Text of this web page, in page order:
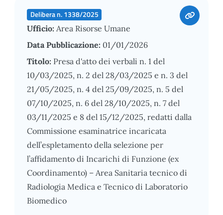
Delibera n. 1338/2025
Ufficio: Area Risorse Umane
Data Pubblicazione: 01/01/2026
Titolo: Presa d'atto dei verbali n. 1 del
10/03/2025, n. 2 del 28/03/2025 e n. 3 del
21/05/2025, n. 4 del 25/09/2025, n. 5 del
07/10/2025, n. 6 del 28/10/2025, n. 7 del
03/11/2025 e 8 del 15/12/2025, redatti dalla
Commissione esaminatrice incaricata
dell’espletamento della selezione per
l’affidamento di Incarichi di Funzione (ex
Coordinamento) – Area Sanitaria tecnico di
Radiologia Medica e Tecnico di Laboratorio
Biomedico